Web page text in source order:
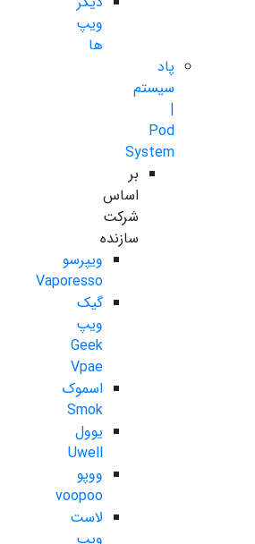
ویپ
ها
پاد
سیستم
|
Pod
System
بر
اساس
شرکت
سازنده
ویپرسو
Vaporesso
گیک
ویپ
Geek
Vpae
اسموک
Smok
یوول
Uwell
ووپو
voopoo
لاست
ویپ